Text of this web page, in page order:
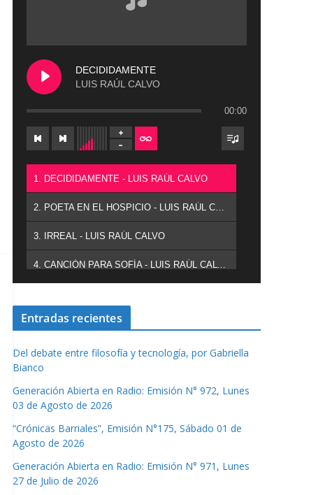
DECIDIDAMENTE
LUIS RAÚL CALVO
00:00
1. DECIDIDAMENTE - LUIS RAÚL CALVO
2. POETA EN EL HOSPICIO - LUIS RAÚL CALVO
3. IRREAL - LUIS RAÚL CALVO
Entradas recientes
Del debate entre filosofía y tecnología, por Gabriella
Bianco
Generación Abierta en Radio: Emisión N° 972, Lunes
03 de Agosto de 2026
“Crónicas Barriales”, Emisión N°175, Sábado 01 de
Agosto de 2026
Generación Abierta en Radio: Emisión N° 971, Lunes
27 de Julio de 2026